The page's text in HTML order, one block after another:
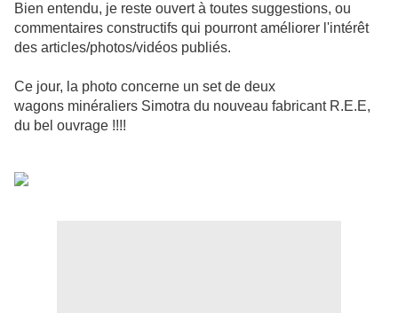
Bien entendu, je reste ouvert à toutes suggestions, ou
commentaires constructifs qui pourront améliorer l'intérêt
des articles/photos/vidéos publiés.
Ce jour, la photo concerne un set de deux
wagons minéraliers Simotra du nouveau fabricant R.E.E,
du bel ouvrage !!!!